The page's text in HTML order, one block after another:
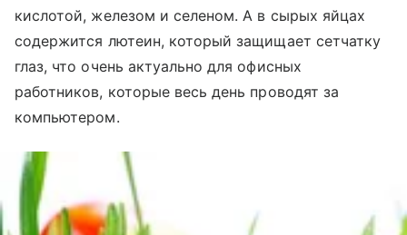
кислотой, железом и селеном. А в сырых яйцах
содержится лютеин, который защищает сетчатку
глаз, что очень актуально для офисных
работников, которые весь день проводят за
компьютером.